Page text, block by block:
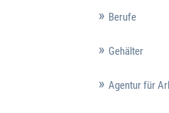
Berufe
Gehälter
Agentur für